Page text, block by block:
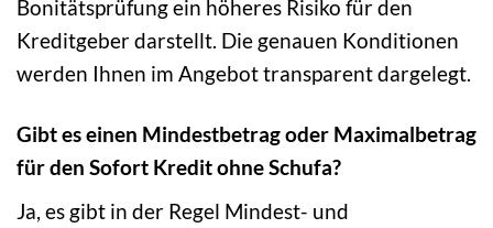
Bonitätsprüfung ein höheres Risiko für den
Kreditgeber darstellt. Die genauen Konditionen
werden Ihnen im Angebot transparent dargelegt.
Gibt es einen Mindestbetrag oder Maximalbetrag
für den Sofort Kredit ohne Schufa?
Ja, es gibt in der Regel Mindest- und